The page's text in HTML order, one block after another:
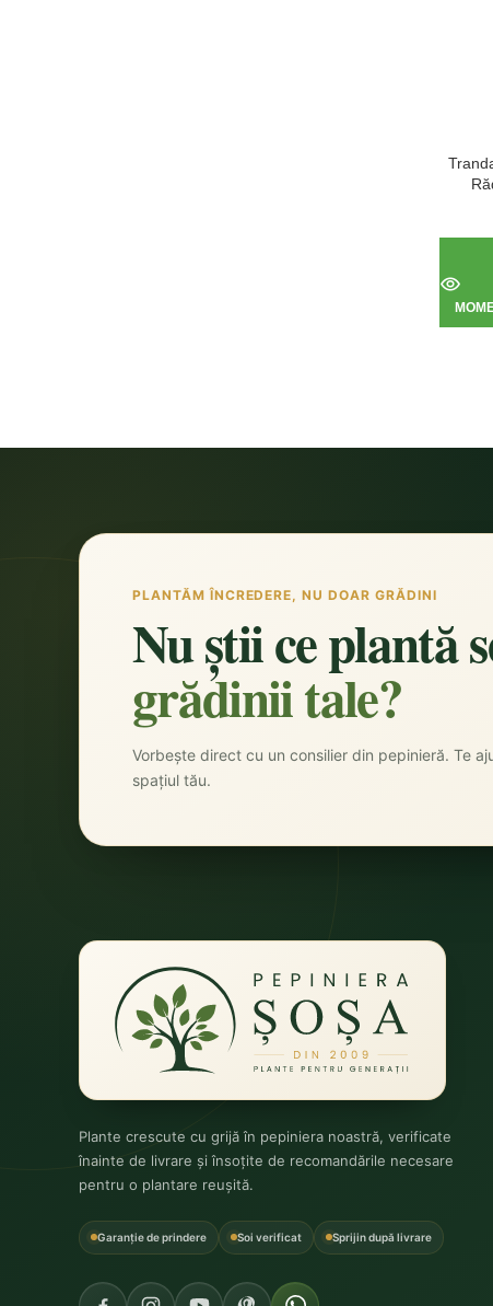
PLANTĂM ÎNCREDERE, NU DOAR GRĂDINI
Nu știi ce plantă
grădinii tale?
Vorbește direct cu un consilier din pepinieră. Te
spațiul tău.
Plante crescute cu grijă în pepiniera noastră, verificate
înainte de livrare și însoțite de recomandările necesare
pentru o plantare reușită.
Garanție de prindere Soi verificat Sprijin după livrare